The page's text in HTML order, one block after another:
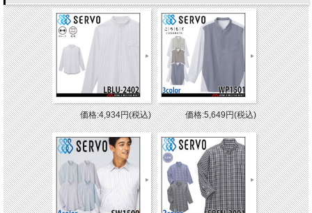
価格:4,934円(税込) 価格:5,649円(税込)